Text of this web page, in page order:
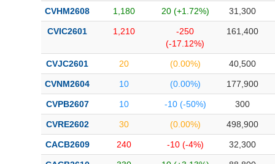
CVHM2608 1,180 20 (+1.72%) 31,300
CVIC2601 1,210
-250
(-17.12%)
161,400
CVJC2601 20 (0.00%) 40,500
CVNM2604 10 (0.00%) 177,900
CVPB2607 10 -10 (-50%) 300
CVRE2602 30 (0.00%) 498,900
CACB2609 240 -10 (-4%) 32,300
Bài viết của tác giả(-)
Thuật ngữ(-)
Dịch vụ(-)